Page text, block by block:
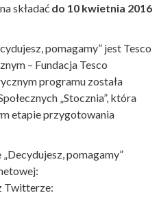
składać do 10 kwietnia 2016
pomagamy” jest Tesco
– Fundacja Tesco
programu została
„Stocznia”, która
etapie przygotowania
pomagamy”
Twitterze: